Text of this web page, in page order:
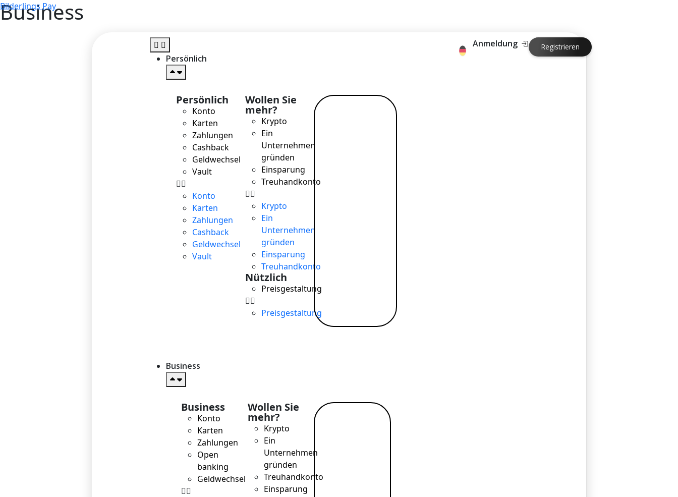
Bilderlings Pay
Persönlich
Persönlich
Konto
Karten
Zahlungen
Cashback
Geldwechsel
Vault
Konto
Karten
Zahlungen
Cashback
Geldwechsel
Vault
Wollen Sie
mehr?
Krypto
Ein
Unternehmen
gründen
Einsparung
Treuhandkonto
Krypto
Ein
Unternehmen
gründen
Einsparung
Treuhandkonto
Nützlich
Preisgestaltung
Preisgestaltung
Business
Business
Konto
Karten
Zahlungen
Open
banking
Geldwechsel
Wollen Sie
mehr?
Krypto
Ein
Unternehmen
gründen
Treuhandkonto
Einsparung
Anmeldung Registrieren
Business